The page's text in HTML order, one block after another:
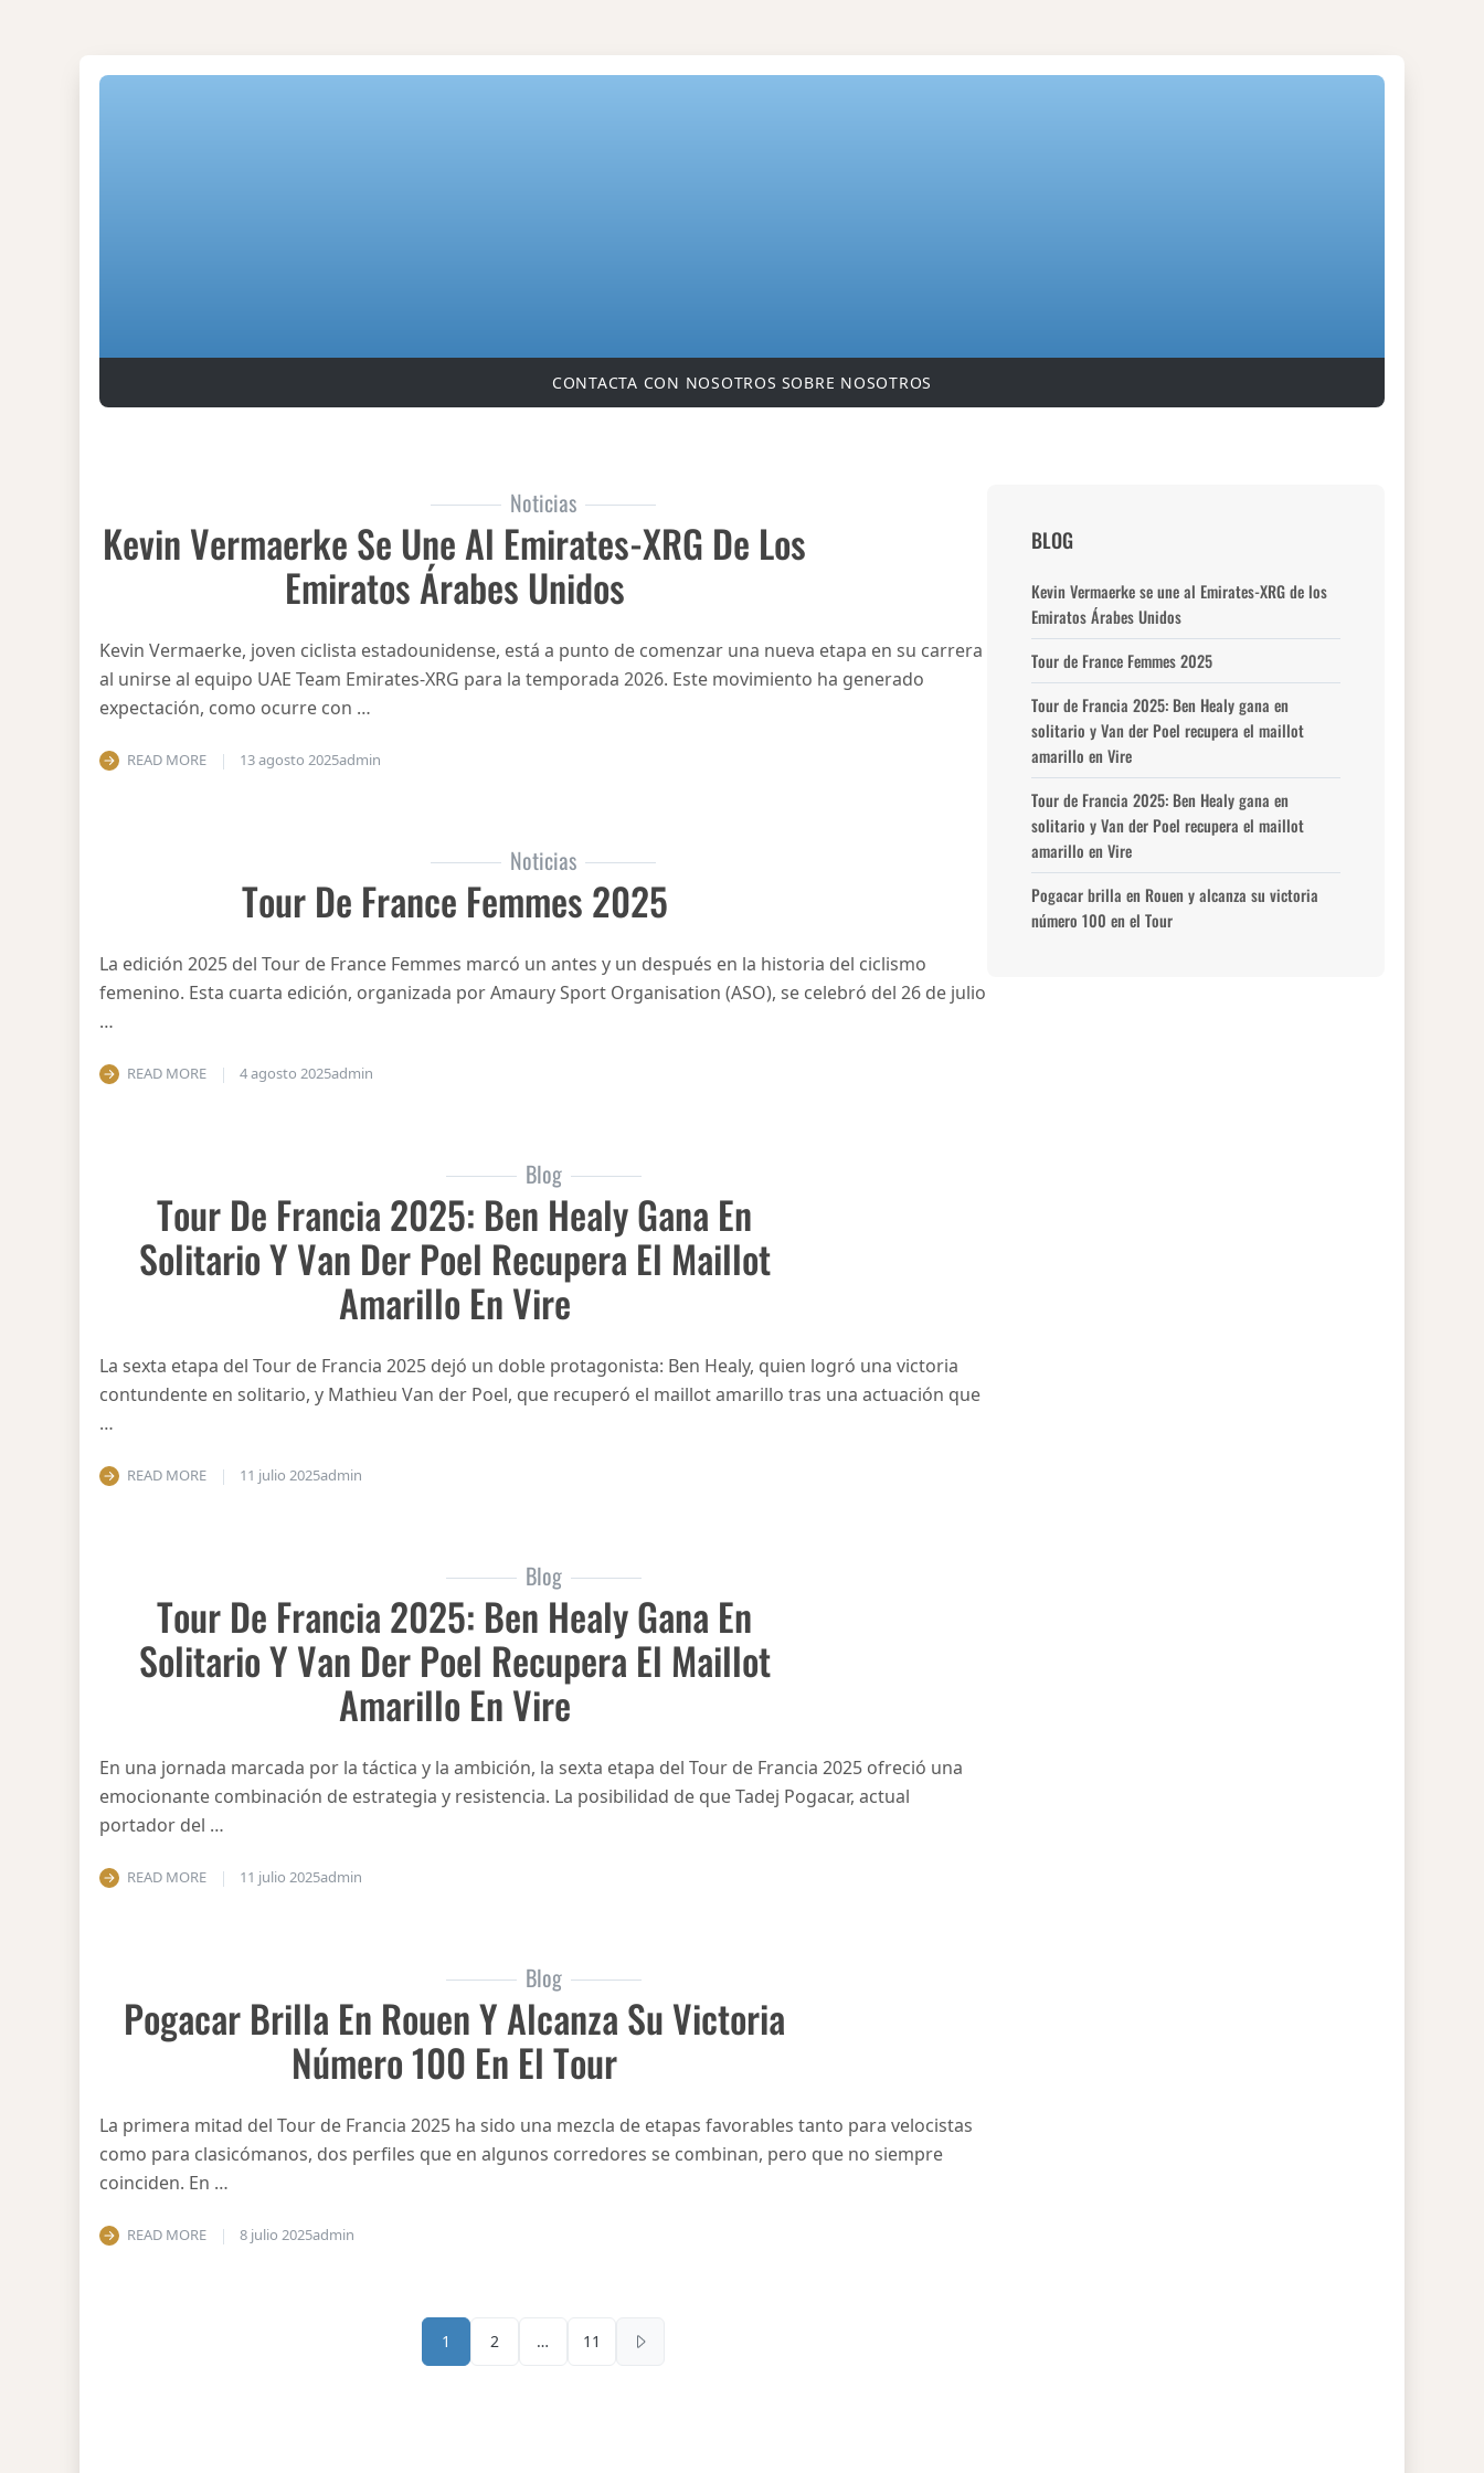
CONTACTA CON NOSOTROS SOBRE NOSOTROS
Noticias
Kevin Vermaerke Se Une Al Emirates-XRG De Los
Emiratos Árabes Unidos
Kevin Vermaerke, joven ciclista estadounidense, está a punto de comenzar una nueva etapa en su carrera
al unirse al equipo UAE Team Emirates-XRG para la temporada 2026. Este movimiento ha generado
expectación, como ocurre con …
READ MORE 13 agosto 2025admin
Noticias
Tour De France Femmes 2025
La edición 2025 del Tour de France Femmes marcó un antes y un después en la historia del ciclismo
femenino. Esta cuarta edición, organizada por Amaury Sport Organisation (ASO), se celebró del 26 de julio
…
READ MORE 4 agosto 2025admin
Blog
Tour De Francia 2025: Ben Healy Gana En
Solitario Y Van Der Poel Recupera El Maillot
Amarillo En Vire
La sexta etapa del Tour de Francia 2025 dejó un doble protagonista: Ben Healy, quien logró una victoria
contundente en solitario, y Mathieu Van der Poel, que recuperó el maillot amarillo tras una actuación que
…
READ MORE 11 julio 2025admin
Blog
Tour De Francia 2025: Ben Healy Gana En
Solitario Y Van Der Poel Recupera El Maillot
Amarillo En Vire
En una jornada marcada por la táctica y la ambición, la sexta etapa del Tour de Francia 2025 ofreció una
emocionante combinación de estrategia y resistencia. La posibilidad de que Tadej Pogacar, actual
portador del …
READ MORE 11 julio 2025admin
Blog
Pogacar Brilla En Rouen Y Alcanza Su Victoria
Número 100 En El Tour
La primera mitad del Tour de Francia 2025 ha sido una mezcla de etapas favorables tanto para velocistas
como para clasicómanos, dos perfiles que en algunos corredores se combinan, pero que no siempre
coinciden. En …
READ MORE 8 julio 2025admin
Navegación de entradas
1 2 … 11
BLOG
Kevin Vermaerke se une al Emirates-XRG de los
Emiratos Árabes Unidos
Tour de France Femmes 2025
Tour de Francia 2025: Ben Healy gana en
solitario y Van der Poel recupera el maillot
amarillo en Vire
Tour de Francia 2025: Ben Healy gana en
solitario y Van der Poel recupera el maillot
amarillo en Vire
Pogacar brilla en Rouen y alcanza su victoria
número 100 en el Tour